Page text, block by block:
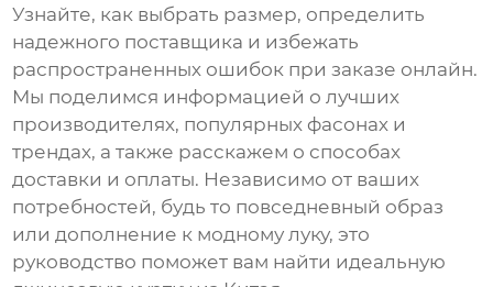
Узнайте, как выбрать размер, определить
надежного поставщика и избежать
распространенных ошибок при заказе онлайн.
Мы поделимся информацией о лучших
производителях, популярных фасонах и
трендах, а также расскажем о способах
доставки и оплаты. Независимо от ваших
потребностей, будь то повседневный образ
или дополнение к модному луку, это
руководство поможет вам найти идеальную